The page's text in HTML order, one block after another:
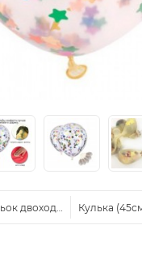
двоходовийКулька